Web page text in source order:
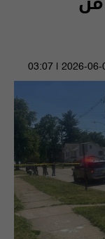
2026-06-02 |